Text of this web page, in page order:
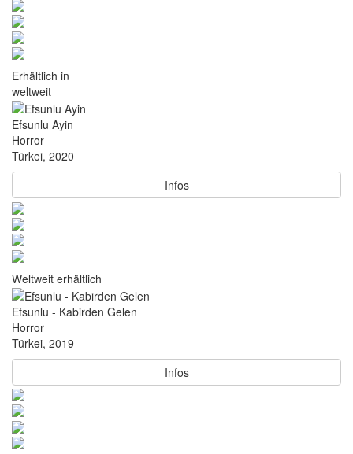
Erhältlich in
weltweit
Efsunlu Ayin
Horror
Türkei, 2020
Infos
Weltweit erhältlich
Efsunlu - Kabirden Gelen
Horror
Türkei, 2019
Infos